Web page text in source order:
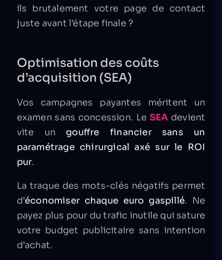
ils brutalement votre page de contact
juste avant l’étape finale ?
Optimisation des coûts
d’acquisition (SEA)
Vos campagnes payantes méritent un
examen sans concession. Le SEA devient
vite un gouffre financier sans un
paramétrage chirurgical axé sur le ROI
pur.
La traque des mots-clés négatifs permet
d’économiser chaque euro gaspillé. Ne
payez plus pour du trafic inutile qui sature
votre budget publicitaire sans intention
d’achat.